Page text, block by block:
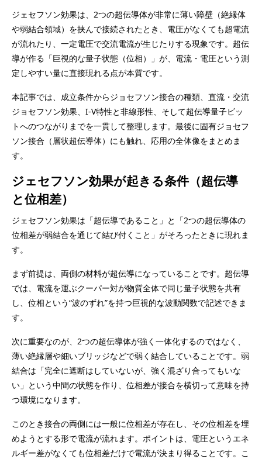
ジェセフソン効果は、2つの超伝導体が非常に薄い障壁（絶縁体
や弱結合領域）を挟んで接続されたとき、電圧がなくても超電流
が流れたり、一定電圧で交流電流が生じたりする現象です。超伝
導が作る「巨視的な量子状態（位相）」が、電流・電圧という測
定しやすい量に直接現れる点が本質です。
本記事では、成立条件からジョセフソン接合の種類、直流・交流
ジョセフソン効果、I-V特性と非線形性、そして超伝導量子ビッ
トへのつながりまでを一貫して整理します。最後に固有ジョセフ
ソン接合（層状超伝導体）にも触れ、応用の全体像をまとめま
す。
ジェセフソン効果が起きる条件（超伝導
と位相差）
ジェセフソン効果は「超伝導であること」と「2つの超伝導体の
位相差が弱結合を通じて結び付くこと」がそろったときに現れま
す。
まず前提は、両側の材料が超伝導になっていることです。超伝導
では、電流を運ぶクーパー対が物質全体で同じ量子状態を共有
し、位相という“波のずれ”を持つ巨視的な波動関数で記述できま
す。
次に重要なのが、2つの超伝導体が強く一体化するのではなく、
薄い絶縁層や細いブリッジなどで弱く結合していることです。弱
結合は「完全に遮断はしていないが、強く混ざり合ってもいな
い」という中間の状態を作り、位相差が接合を横切って意味を持
つ環境になります。
このとき接合の両側には一般に位相差が存在し、その位相差を埋
めようとする形で電流が流れます。ポイントは、電圧というエネ
ルギー差がなくても位相差だけで電流が決まり得ることです。こ